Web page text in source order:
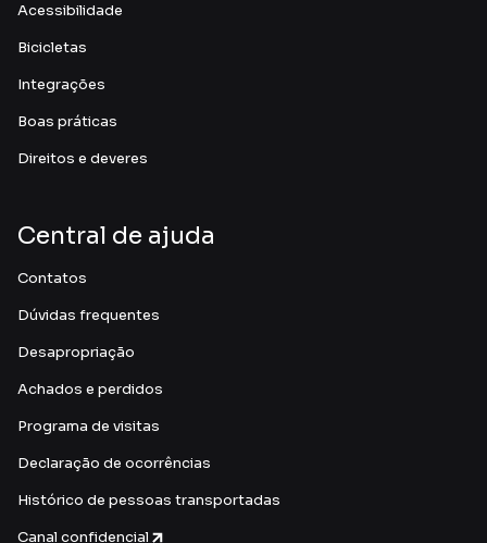
Acessibilidade
Bicicletas
Integrações
Boas práticas
Direitos e deveres
Central de ajuda
Contatos
Dúvidas frequentes
Desapropriação
Achados e perdidos
Programa de visitas
Declaração de ocorrências
Histórico de pessoas transportadas
Canal confidencial